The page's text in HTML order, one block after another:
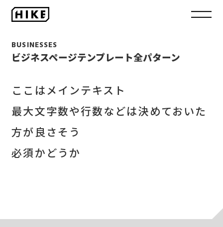
BUSINESSES
ビジネスページテンプレート全パターン
ここはメインテキスト
最大文字数や行数などは決めておいた
方が良さそう
必須かどうか